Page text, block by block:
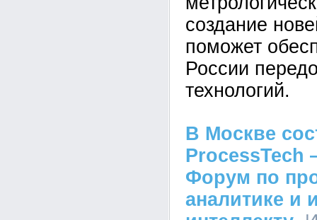
создание
поможет
России
технологий.
В Москве
Форум по
аналитике и